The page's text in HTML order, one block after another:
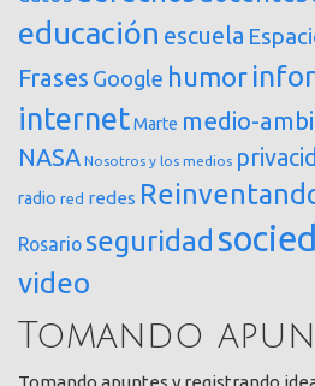
educación escuela
Frases Google humor
internetMarte medio-
NASA Nosotros y los medios
radio red redes
Rosario seguridad
video
Tomando
Tomando apuntes y registrando